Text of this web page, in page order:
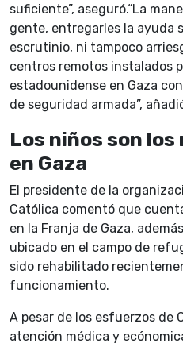
suficiente”, aseguró.“La
gente, entregarles la ayuda
escrutinio, ni tampoco
centros remotos instalados
estadounidense en Gaza
de seguridad armada”,
Los niños son
en Gaza
El presidente de la
Católica comentó que
en la Franja de Gaza,
ubicado en el campo de
sido rehabilitado
funcionamiento.
A pesar de los esfuerzos de
atención médica y